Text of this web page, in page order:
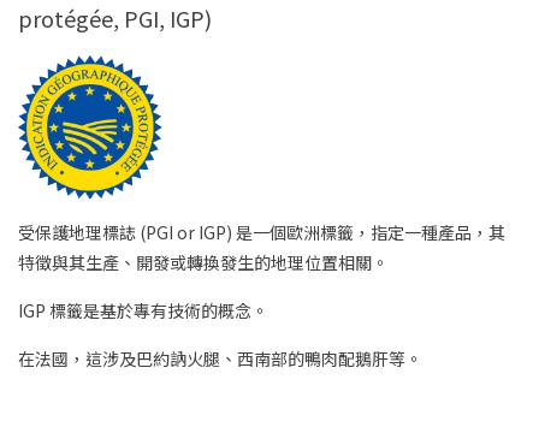
protégée, PGI, IGP)
受保護地理標誌 (PGI or IGP) 是一個歐洲標籤，指定一種產品，其
特徵與其生產、開發或轉換發生的地理位置相關。
IGP 標籤是基於專有技術的概念。
在法國，這涉及巴約訥火腿、西南部的鴨肉配鵝肝等。